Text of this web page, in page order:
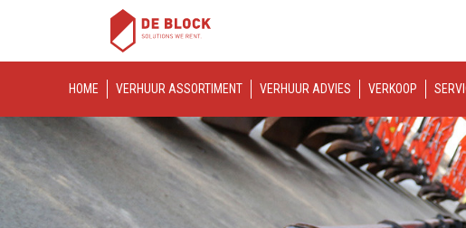
HOME VERHUUR ASSORTIMENT VERHUUR ADVIES VERKOOP